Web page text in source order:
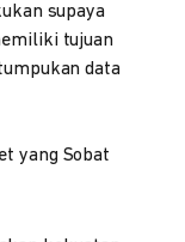
supaya
tujuan
data
yang Sobat